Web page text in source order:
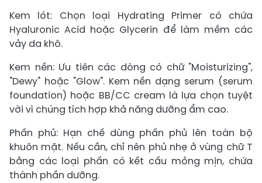
Kem lót: Chọn loại Hydrating Primer có chứa
Hyaluronic Acid hoặc Glycerin để làm mềm các
vảy da khô.
Kem nền: Ưu tiên các dòng có chữ "Moisturizing",
"Dewy" hoặc "Glow". Kem nền dạng serum (serum
foundation) hoặc BB/CC cream là lựa chọn tuyệt
vời vì chúng tích hợp khả năng dưỡng ẩm cao.
Phấn phủ: Hạn chế dùng phấn phủ lên toàn bộ
khuôn mặt. Nếu cần, chỉ nên phủ nhẹ ở vùng chữ T
bằng các loại phấn có kết cấu mỏng mịn, chứa
thành phần dưỡng.